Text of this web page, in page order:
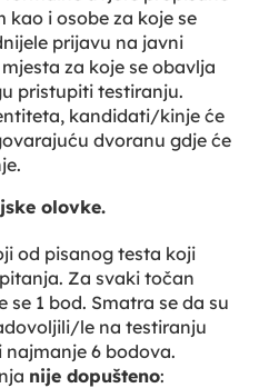
kao i osobe za koje se
prijavu na javni
za koje se obavlja
pristupiti testiranju.
kandidati/kinje će
dvoranu gdje će
olovke.
od pisanog testa koji
Za svaki točan
se 1 bod. Smatra se da su
le na testiranju
6 bodova.
nije dopušteno: